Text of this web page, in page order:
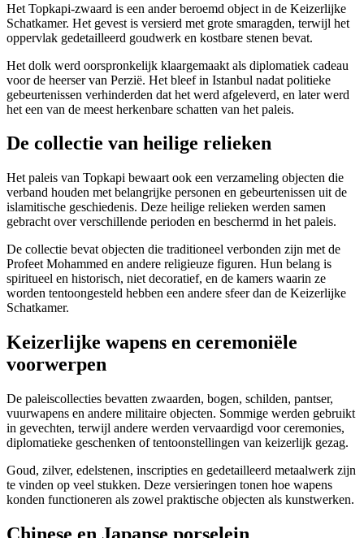
Het Topkapi-zwaard is een ander beroemd object in de Keizerlijke
Schatkamer. Het gevest is versierd met grote smaragden, terwijl het
oppervlak gedetailleerd goudwerk en kostbare stenen bevat.
Het dolk werd oorspronkelijk klaargemaakt als diplomatiek cadeau
voor de heerser van Perzië. Het bleef in Istanbul nadat politieke
gebeurtenissen verhinderden dat het werd afgeleverd, en later werd
het een van de meest herkenbare schatten van het paleis.
De collectie van heilige relieken
Het paleis van Topkapi bewaart ook een verzameling objecten die
verband houden met belangrijke personen en gebeurtenissen uit de
islamitische geschiedenis. Deze heilige relieken werden samen
gebracht over verschillende perioden en beschermd in het paleis.
De collectie bevat objecten die traditioneel verbonden zijn met de
Profeet Mohammed en andere religieuze figuren. Hun belang is
spiritueel en historisch, niet decoratief, en de kamers waarin ze
worden tentoongesteld hebben een andere sfeer dan de Keizerlijke
Schatkamer.
Keizerlijke wapens en ceremoniële
voorwerpen
De paleiscollecties bevatten zwaarden, bogen, schilden, pantser,
vuurwapens en andere militaire objecten. Sommige werden gebruikt
in gevechten, terwijl andere werden vervaardigd voor ceremonies,
diplomatieke geschenken of tentoonstellingen van keizerlijk gezag.
Goud, zilver, edelstenen, inscripties en gedetailleerd metaalwerk zijn
te vinden op veel stukken. Deze versieringen tonen hoe wapens
konden functioneren als zowel praktische objecten als kunstwerken.